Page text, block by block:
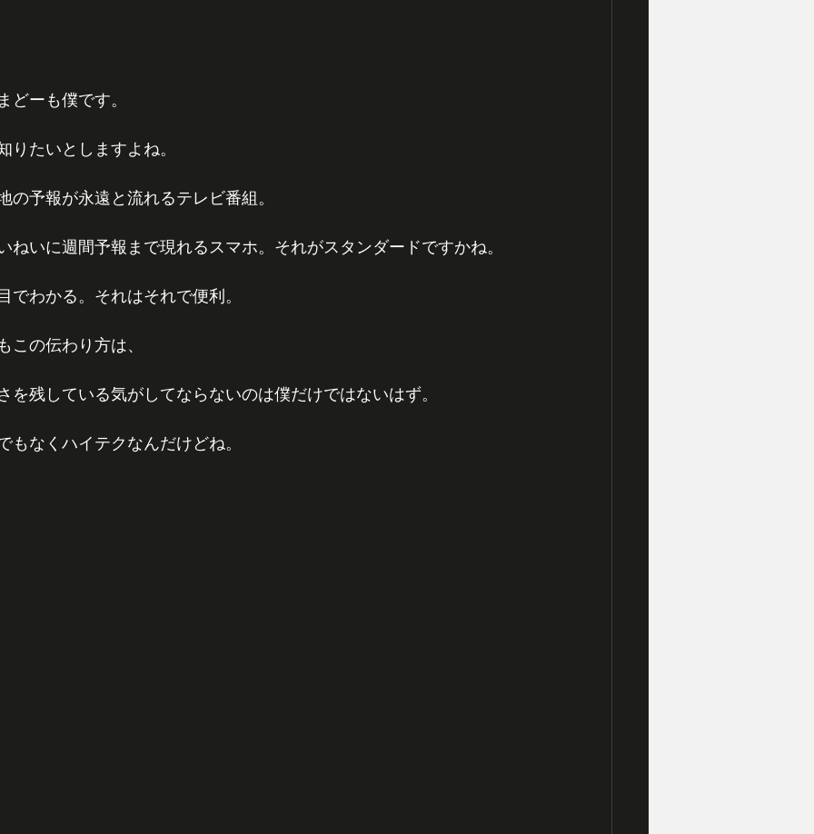
どーも僕です。
りたいとしますよね。
の予報が永遠と流れるテレビ番組。
ねいに週間予報まで現れるスマホ。それがスタンダードですかね。
でわかる。それはそれで便利。
この伝わり方は、
を残している気がしてならないのは僕だけではないはず。
もなくハイテクなんだけどね。